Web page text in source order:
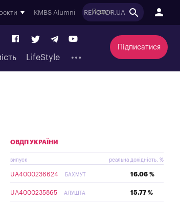
KMBS Alumni REACTOR.UA
LifeStyle
Підписатися
ОВДП УКРАЇНИ
випуск реальна дохідність, %
UA4000236624 БАХМУТ 16.06 %
UA4000235865 АЛУШТА 15.77 %